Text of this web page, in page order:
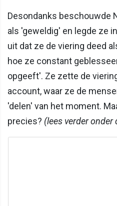
Desondanks beschouwde
als 'geweldig' en legde ze
uit dat ze de viering deed
hoe ze constant
opgeeft'. Ze zette de
account, waar ze de
'delen' van het moment.
precies? (lees verder onder